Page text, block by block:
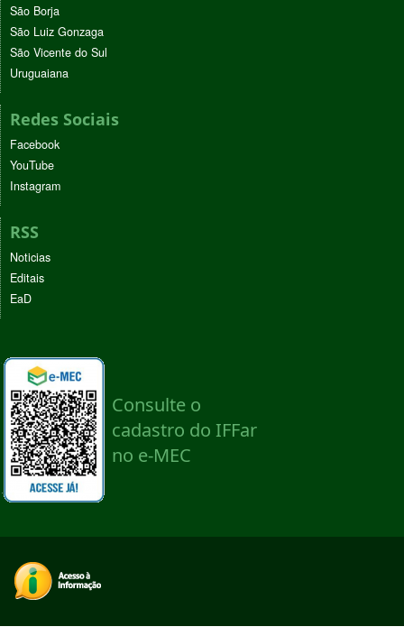
São Borja
São Luiz Gonzaga
São Vicente do Sul
Uruguaiana
Redes Sociais
Facebook
YouTube
Instagram
RSS
Noticias
Editais
EaD